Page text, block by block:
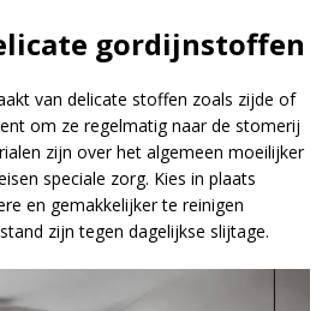
gordijnstoffen
van delicate stoffen zoals zijde of
om ze regelmatig naar de stomerij
zijn over het algemeen moeilijker
speciale zorg. Kies in plaats
en gemakkelijker te reinigen
zijn tegen dagelijkse slijtage.